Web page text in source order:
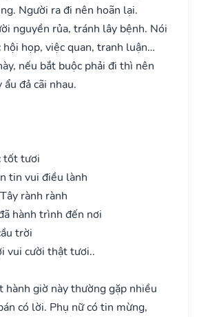
Người ra đi nên hoãn lại.
nguyền rủa, tránh lây bệnh. Nói
hội họp, việc quan, tranh luận…
nếu bắt buộc phải đi thì nên
đả cãi nhau.
tốt tươi
tin vui điều lành
rành rành
hành trình đến nơi
trời
vui cười thật tươi..
hành giờ này thường gặp nhiều
có lời. Phụ nữ có tin mừng,